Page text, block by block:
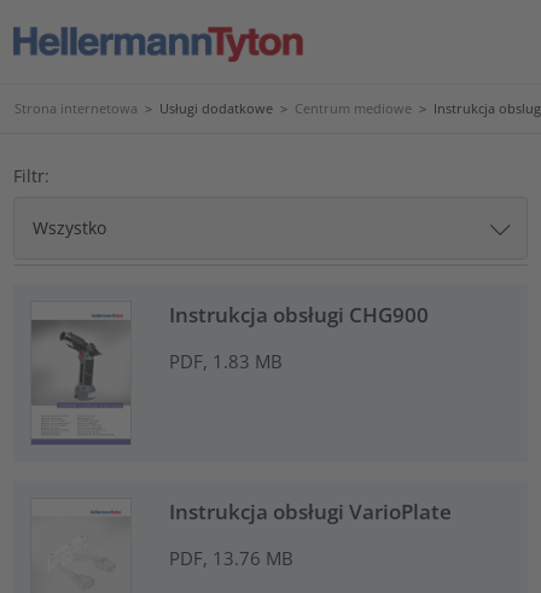
Strona internetowa > Usługi dodatkowe > Centrum mediowe > Instrukcja
Filtr:
Instrukcja obsługi CHG900
PDF, 1.83 MB
Instrukcja obsługi VarioPlate
PDF, 13.76 MB